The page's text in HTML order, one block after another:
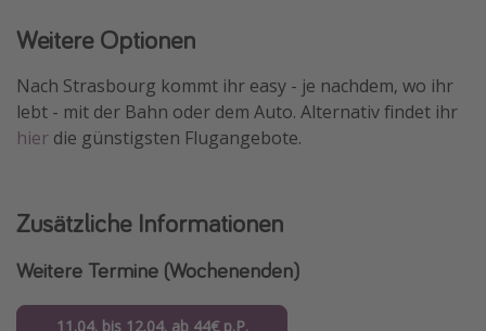
Weitere Optionen
Nach Strasbourg kommt ihr easy - je nachdem, wo ihr
lebt - mit der Bahn oder dem Auto. Alternativ findet ihr
hier die günstigsten Flugangebote.
Zusätzliche Informationen
Weitere Termine (Wochenenden)
11.04. bis 12.04. ab 44€ p.P.